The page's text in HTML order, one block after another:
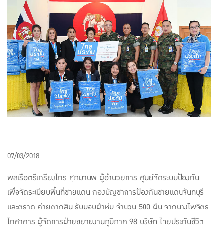
เปรียบเทียบแบบประกัน
เลือกแบบประกันที่เหมาะกับคุณ
TL Learning Center
07/03/2018
พลเรือตรีเกรียงไกร ศุภมานพ ผู้อำนวยการ ศูนย์จัดระบบป้องกัน
เพื่อจัดระเบียบพื้นที่ชายแดน กองบัญชาการป้องกันชายแดนจันทบุรี
และตราด ค่ายตากสิน รับมอบผ้าห่ม จำนวน 500 ผืน จากนางไพจิตร
โกศาคาร ผู้จัดการฝ่ายขยายงานภูมิภาค 98 บริษัท ไทยประกันชีวิต